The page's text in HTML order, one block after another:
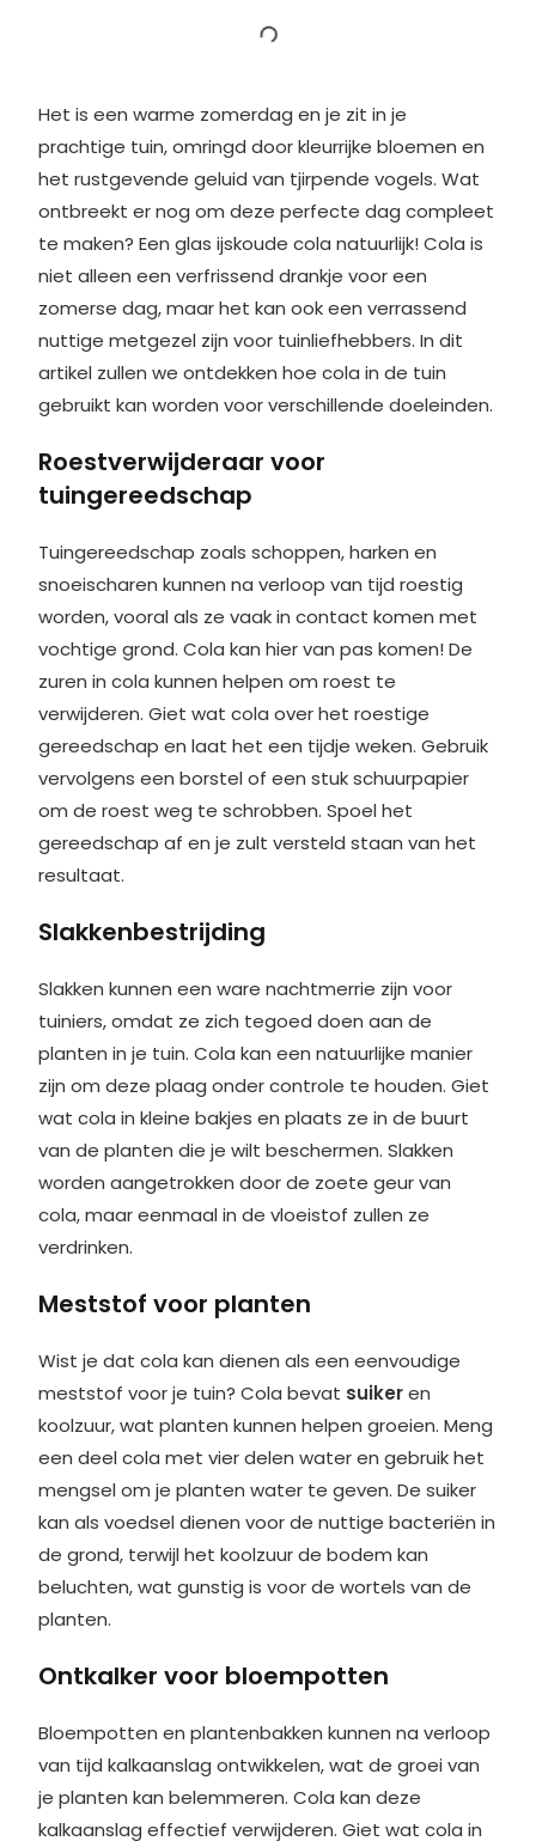
Het is een warme zomerdag en je zit in je
prachtige tuin, omringd door kleurrijke bloemen en
het rustgevende geluid van tjirpende vogels. Wat
ontbreekt er nog om deze perfecte dag compleet
te maken? Een glas ijskoude cola natuurlijk! Cola is
niet alleen een verfrissend drankje voor een
zomerse dag, maar het kan ook een verrassend
nuttige metgezel zijn voor tuinliefhebbers. In dit
artikel zullen we ontdekken hoe cola in de tuin
gebruikt kan worden voor verschillende doeleinden.
Roestverwijderaar voor
tuingereedschap
Tuingereedschap zoals schoppen, harken en
snoeischaren kunnen na verloop van tijd roestig
worden, vooral als ze vaak in contact komen met
vochtige grond. Cola kan hier van pas komen! De
zuren in cola kunnen helpen om roest te
verwijderen. Giet wat cola over het roestige
gereedschap en laat het een tijdje weken. Gebruik
vervolgens een borstel of een stuk schuurpapier
om de roest weg te schrobben. Spoel het
gereedschap af en je zult versteld staan van het
resultaat.
Slakkenbestrijding
Slakken kunnen een ware nachtmerrie zijn voor
tuiniers, omdat ze zich tegoed doen aan de
planten in je tuin. Cola kan een natuurlijke manier
zijn om deze plaag onder controle te houden. Giet
wat cola in kleine bakjes en plaats ze in de buurt
van de planten die je wilt beschermen. Slakken
worden aangetrokken door de zoete geur van
cola, maar eenmaal in de vloeistof zullen ze
verdrinken.
Meststof voor planten
Wist je dat cola kan dienen als een eenvoudige
meststof voor je tuin? Cola bevat suikeren
koolzuur, wat planten kunnen helpen groeien. Meng
een deel cola met vier delen water en gebruik het
mengsel om je planten water te geven. De suiker
kan als voedsel dienen voor de nuttige bacteriën in
de grond, terwijl het koolzuur de bodem kan
beluchten, wat gunstig is voor de wortels van de
planten.
Ontkalker voor bloempotten
Bloempotten en plantenbakken kunnen na verloop
van tijd kalkaanslag ontwikkelen, wat de groei van
je planten kan belemmeren. Cola kan deze
kalkaanslag effectief verwijderen. Giet wat cola in